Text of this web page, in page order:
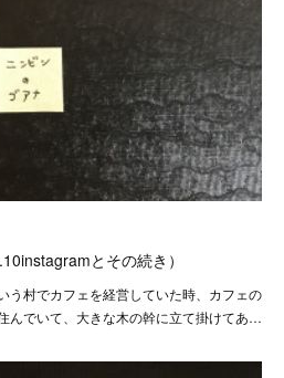
とその続き）
う村でカフェを経営していた時、カフェの
んでいて、大きな木の幹に立て掛けてあ…